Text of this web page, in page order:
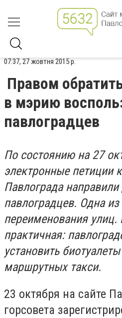
07:37, 27 жовтня 2015 р.
Правом
в мэрию
павлоградцев
По состоянию на 27
электронные петиции
Павлограда
павлоградцев. Одна из
переименования улиц.
практичная:
установить
маршрутных такси.
23 октября на сайте
горсовета